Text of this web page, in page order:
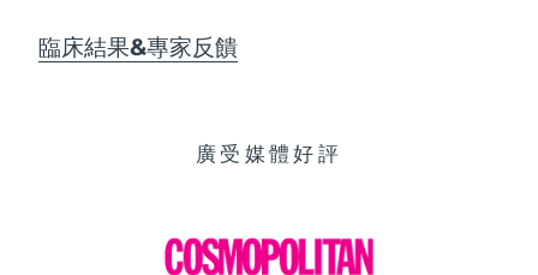
臨床結果&專家反饋
廣受媒體好評